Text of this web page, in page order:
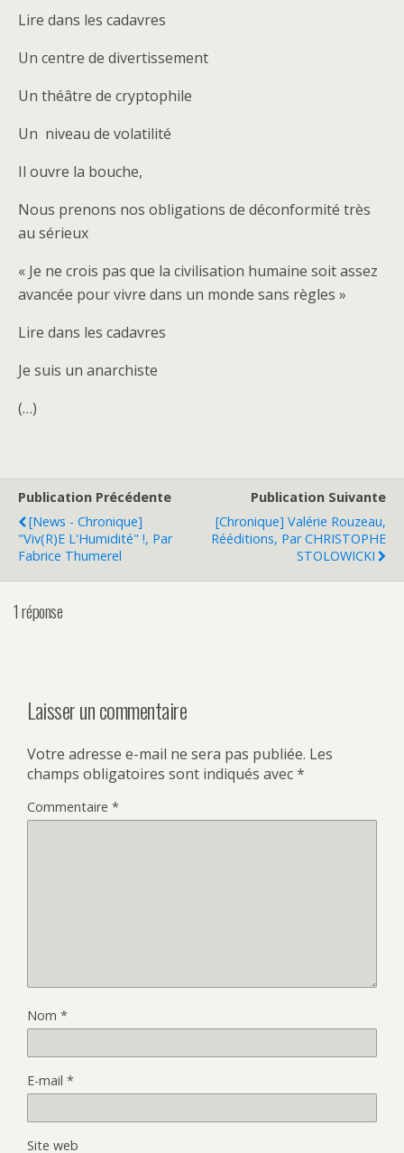
Lire dans les cadavres
Un centre de divertissement
Un théâtre de cryptophile
Un niveau de volatilité
Il ouvre la bouche,
Nous prenons nos obligations de déconformité très
au sérieux
« Je ne crois pas que la civilisation humaine soit assez
avancée pour vivre dans un monde sans règles »
Lire dans les cadavres
Je suis un anarchiste
(…)
Publication Précédente
[News - Chronique]
"Viv(r)e L'Humidité" !, Par
Fabrice Thumerel
Publication Suivante
[Chronique] Valérie Rouzeau,
Rééditions, Par CHRISTOPHE
STOLOWICKI
1 réponse
Laisser un commentaire
Votre adresse e-mail ne sera pas publiée. Les
champs obligatoires sont indiqués avec*
Commentaire *
Nom *
E-mail *
Site web